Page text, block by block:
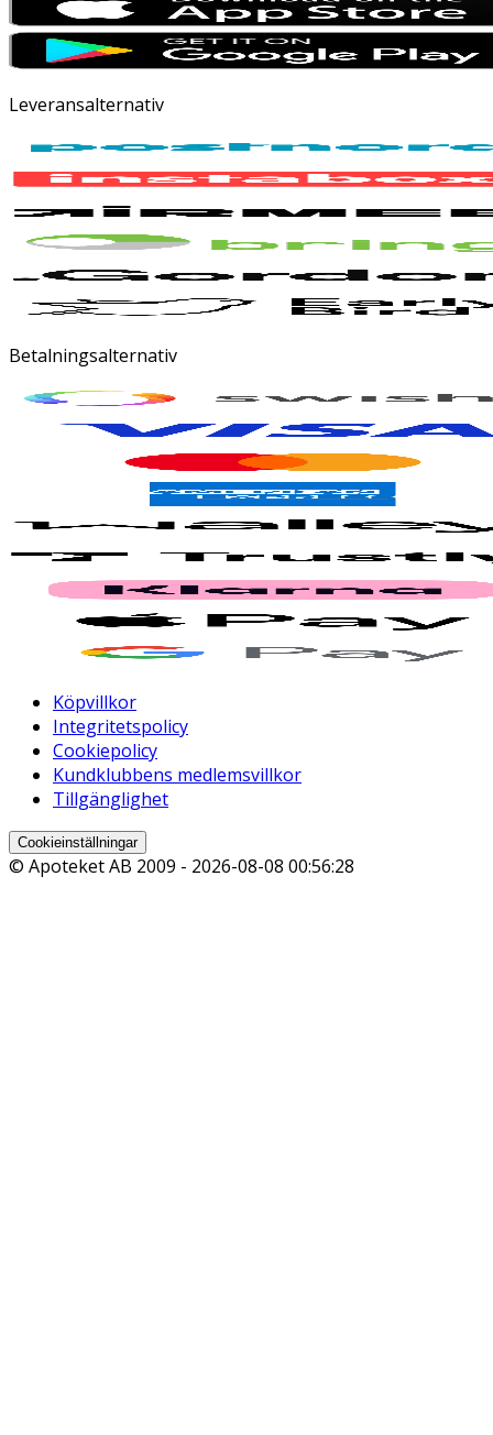
Leveransalternativ
Betalningsalternativ
Köpvillkor
Integritetspolicy
Cookiepolicy
Kundklubbens medlemsvillkor
Tillgänglighet
Cookieinställningar
© Apoteket AB 2009 - 2026-08-08 00:56:28